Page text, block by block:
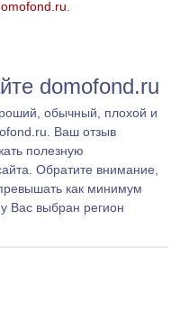
domofond.ru
обычный, плохой и
Ваш отзыв
полезную
Обратите внимание,
как минимум
Вас выбран регион